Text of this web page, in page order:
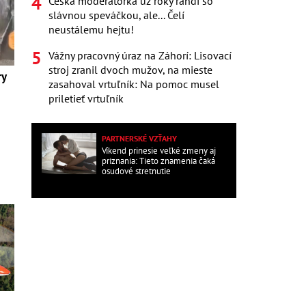
slávnou speváčkou, ale... Čelí
neustálemu hejtu!
Vážny pracovný úraz na Záhorí: Lisovací
stroj zranil dvoch mužov, na mieste
zasahoval vrtuľník: Na pomoc musel
priletieť vrtuľník
PARTNERSKÉ VZŤAHY
Víkend prinesie veľké zmeny aj
priznania: Tieto znamenia čaká
osudové stretnutie